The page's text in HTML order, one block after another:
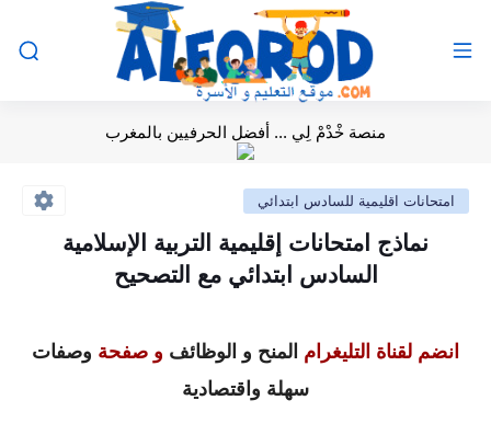
منصة خْدْمْ لِي ... أفضل الحرفيين بالمغرب
امتحانات اقليمية للسادس ابتدائي
نماذج امتحانات إقليمية التربية الإسلامية
السادس ابتدائي مع التصحيح
انضم لقناة التليغرام المنح و الوظائف و صفحة وصفات
سهلة واقتصادية